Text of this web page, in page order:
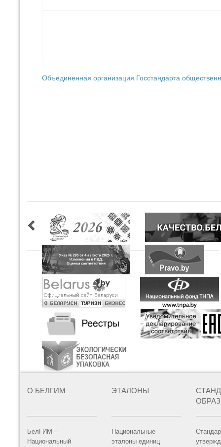
Объединенная организация Госстандарта
О БЕЛГИМ
БелГИМ –
Национальный
ЭТАЛОНЫ
Национальные
эталоны единиц